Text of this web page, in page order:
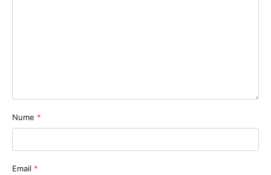
Nume *
Email *